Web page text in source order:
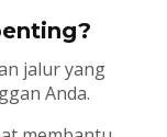
jalur yang
Anda.